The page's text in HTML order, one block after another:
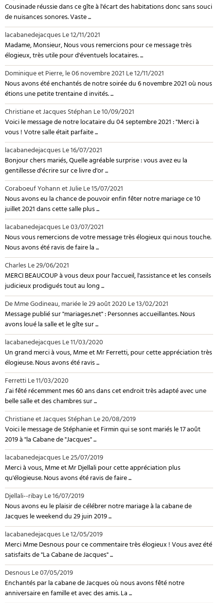
Cousinade réussie dans ce gîte à l'écart des habitations donc sans souci
de nuisances sonores. Vaste ...
lacabanedejacquesLe 12/11/2021
Madame, Monsieur, Nous vous remercions pour ce message très
élogieux, très utile pour d'éventuels locataires. ...
Dominique et Pierre, le 06 novembre 2021Le 12/11/2021
Nous avons été enchantés de notre soirée du 6 novembre 2021 où nous
étions une petite trentaine d invités. ...
Christiane et Jacques StéphanLe 10/09/2021
Voici le message de notre locataire du 04 septembre 2021 : "Merci à
vous ! Votre salle était parfaite ...
lacabanedejacquesLe 16/07/2021
Bonjour chers mariés, Quelle agréable surprise : vous avez eu la
gentillesse d'écrire sur ce livre d'or ...
Coraboeuf Yohann et JulieLe 15/07/2021
Nous avons eu la chance de pouvoir enfin fêter notre mariage ce 10
juillet 2021 dans cette salle plus ...
lacabanedejacquesLe 03/07/2021
Nous vous remercions de votre message très élogieux qui nous touche.
Nous avons été ravis de faire la ...
CharlesLe 29/06/2021
MERCI BEAUCOUP à vous deux pour l'accueil, l'assistance et les conseils
judicieux prodigués tout au long ...
De Mme Godineau, mariée le 29 août 2020Le 13/02/2021
Message publié sur "mariages.net" : Personnes accueillantes. Nous
avons loué la salle et le gîte sur ...
lacabanedejacquesLe 11/03/2020
Un grand merci à vous, Mme et Mr Ferretti, pour cette appréciation très
élogieuse. Nous avons été ravis ...
FerrettiLe 11/03/2020
J’ai fêté récemment mes 60 ans dans cet endroit très adapté avec une
belle salle et des chambres sur ...
Christiane et Jacques StéphanLe 20/08/2019
Voici le message de Stéphanie et Firmin qui se sont mariés le 17 août
2019 à "la Cabane de "Jacques" ...
lacabanedejacquesLe 25/07/2019
Merci à vous, Mme et Mr Djellali pour cette appréciation plus
qu'élogieuse. Nous avons été ravis de faire ...
Djellali--ribayLe 16/07/2019
Nous avons eu le plaisir de célébrer notre mariage à la cabane de
Jacques le weekend du 29 juin 2019 ...
lacabanedejacquesLe 12/05/2019
Merci Mme Desnous pour ce commentaire très élogieux ! Vous avez été
satisfaits de "La Cabane de Jacques" ...
DesnousLe 07/05/2019
Enchantés par la cabane de Jacques où nous avons fêté notre
anniversaire en famille et avec des amis. La ...